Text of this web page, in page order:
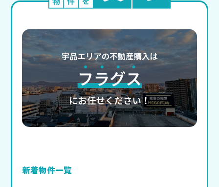
新着物件一覧